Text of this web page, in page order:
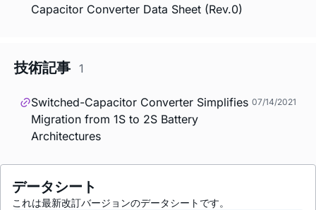
Capacitor Converter Data Sheet (Rev.0)
技術記事 1
Switched-Capacitor Converter Simplifies
Migration from 1S to 2S Battery
Architectures
07/14/2021
データシート
これは最新改訂バージョンのデータシートです。